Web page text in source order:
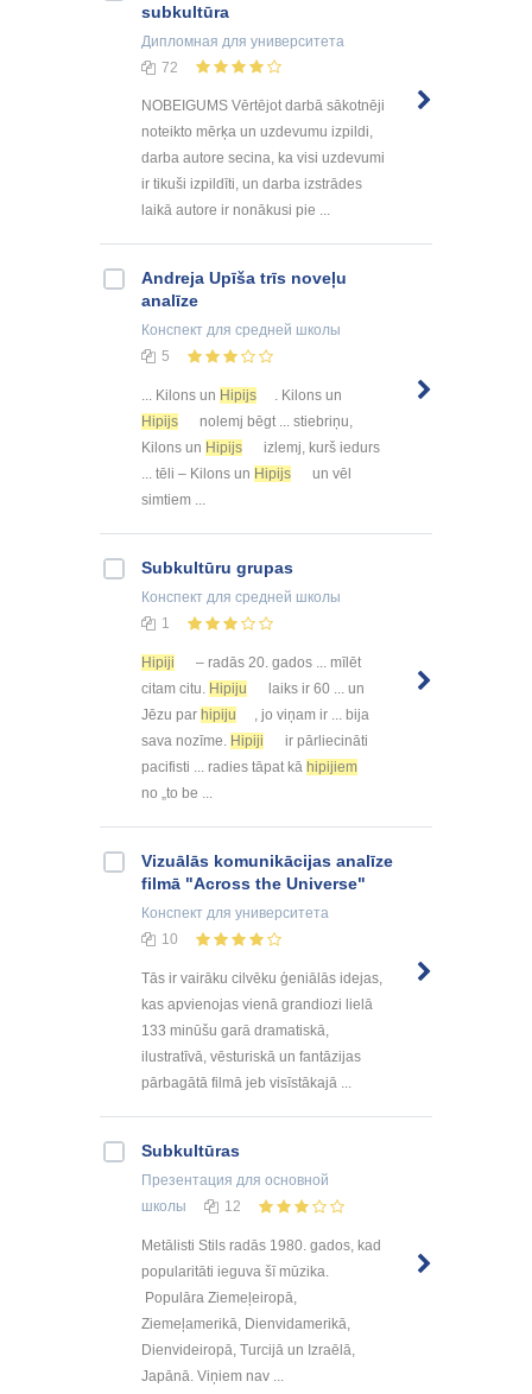
subkultūra
Дипломная для университета
72
NOBEIGUMS Vērtējot darbā sākotnēji
noteikto mērķa un uzdevumu izpildi,
darba autore secina, ka visi uzdevumi
ir tikuši izpildīti, un darba izstrādes
laikā autore ir nonākusi pie ...
Andreja Upīša trīs noveļu
analīze
Конспект для средней школы
5
... Kilons un Hipijs
. Kilons un
Hipijs
nolemj bēgt ... stiebriņu,
Kilons un Hipijs
izlemj, kurš iedurs
... tēli – Kilons un Hipijs
un vēl
simtiem ...
Subkultūru grupas
Конспект для средней школы
1
Hipiji
– radās 20. gados ... mīlēt
citam citu. Hipiju
laiks ir 60 ... un
Jēzu par hipiju
, jo viņam ir ... bija
sava nozīme. Hipiji
ir pārliecināti
pacifisti ... radies tāpat kā hipijiem
no „to be ...
Vizuālās komunikācijas analīze
filmā "Across the Universe"
Конспект для университета
10
Tās ir vairāku cilvēku ģeniālās idejas,
kas apvienojas vienā grandiozi lielā
133 minūšu garā dramatiskā,
ilustratīvā, vēsturiskā un fantāzijas
pārbagātā filmā jeb visīstākajā ...
Subkultūras
Презентация для основной
школы
12
Metālisti Stils radās 1980. gados, kad
popularitāti ieguva šī mūzika.
Populāra Ziemeļeiropā,
Ziemeļamerikā, Dienvidamerikā,
Dienvideiropā, Turcijā un Izraēlā,
Japānā. Viņiem nav ...